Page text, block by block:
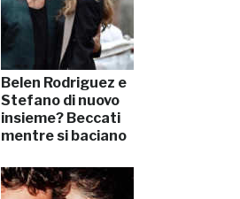
Belen Rodriguez e
Stefano di nuovo
insieme? Beccati
mentre si baciano